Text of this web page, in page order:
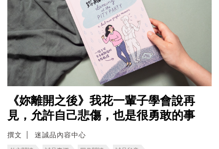
《妳離開之後》我花一輩子學會說再
見，允許自己悲傷，也是很勇敢的事
撰文 迷誠品內容中心